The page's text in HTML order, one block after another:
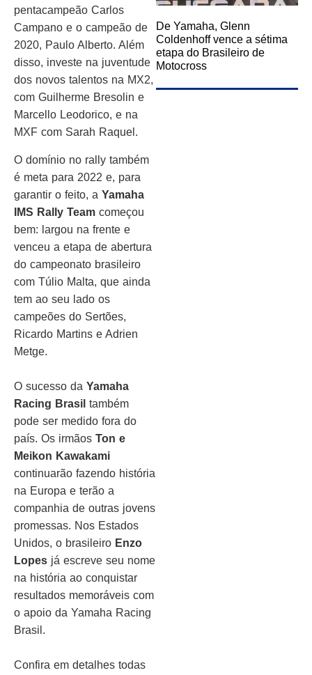
pentacampeão Carlos
Campano e o campeão de
2020, Paulo Alberto. Além
disso, investe na juventude
dos novos talentos na MX2,
com Guilherme Bresolin e
Marcello Leodorico, e na
MXF com Sarah Raquel.
O domínio no rally também
é meta para 2022 e, para
garantir o feito, a Yamaha
IMS Rally Team começou
bem: largou na frente e
venceu a etapa de abertura
do campeonato brasileiro
com Túlio Malta, que ainda
tem ao seu lado os
campeões do Sertões,
Ricardo Martins e Adrien
Metge.
O sucesso da Yamaha
Racing Brasil também
pode ser medido fora do
país. Os irmãos Ton e
Meikon Kawakami
continuarão fazendo história
na Europa e terão a
companhia de outras jovens
promessas. Nos Estados
Unidos, o brasileiro Enzo
Lopes já escreve seu nome
na história ao conquistar
resultados memoráveis com
o apoio da Yamaha Racing
Brasil.
Confira em detalhes todas
De Yamaha, Glenn
Coldenhoff vence a sétima
etapa do Brasileiro de
Motocross